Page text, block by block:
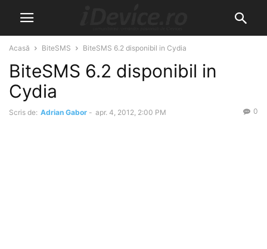
Acasă BiteSMS BiteSMS 6.2 disponibil in Cydia
BiteSMS 6.2 disponibil in
Cydia
Scris de: Adrian Gabor - apr. 4, 2012, 2:00 PM 0